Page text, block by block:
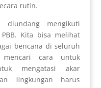
rutin.
mengikuti
Kita bisa melihat
bencana di seluruh
cara untuk
mengatasi akar
lingkungan harus